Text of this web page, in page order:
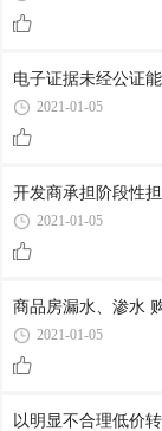
电子证据未经公证
2021-01-05
开发商承担阶段性
2021-01-05
商品房漏水、渗水
2021-01-05
以明显不合理低价